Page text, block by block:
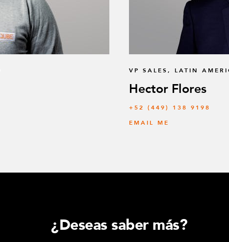
VP SALES, LATIN
Hector Flores
+52 (449) 138 9198
EMAIL ME
¿Deseas saber más?